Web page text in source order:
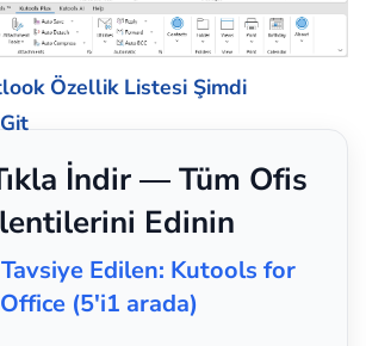
Özellik Listesi Şimdi
İndir — Tüm Ofis
Edinin
Edilen: Kutools for
Office (5'i1 arada)